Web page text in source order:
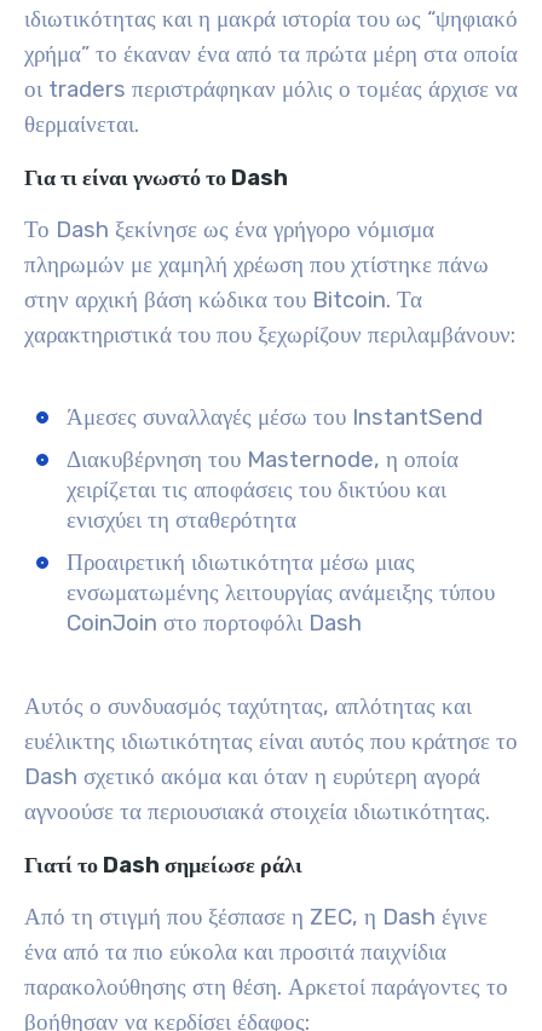
ιδιωτικότητας και η μακρά ιστορία του ως “ψηφιακό
χρήμα” το έκαναν ένα από τα πρώτα μέρη στα οποία
οι traders περιστράφηκαν μόλις ο τομέας άρχισε να
θερμαίνεται.
Για τι είναι γνωστό το Dash
Το Dash ξεκίνησε ως ένα γρήγορο νόμισμα
πληρωμών με χαμηλή χρέωση που χτίστηκε πάνω
στην αρχική βάση κώδικα του Bitcoin. Τα
χαρακτηριστικά του που ξεχωρίζουν περιλαμβάνουν:
Άμεσες συναλλαγές μέσω του InstantSend
Διακυβέρνηση του Masternode, η οποία
χειρίζεται τις αποφάσεις του δικτύου και
ενισχύει τη σταθερότητα
Προαιρετική ιδιωτικότητα μέσω μιας
ενσωματωμένης λειτουργίας ανάμειξης τύπου
CoinJoin στο πορτοφόλι Dash
Αυτός ο συνδυασμός ταχύτητας, απλότητας και
ευέλικτης ιδιωτικότητας είναι αυτός που κράτησε το
Dash σχετικό ακόμα και όταν η ευρύτερη αγορά
αγνοούσε τα περιουσιακά στοιχεία ιδιωτικότητας.
Γιατί το Dash σημείωσε ράλι
Από τη στιγμή που ξέσπασε η ZEC, η Dash έγινε
ένα από τα πιο εύκολα και προσιτά παιχνίδια
παρακολούθησης στη θέση. Αρκετοί παράγοντες το
βοήθησαν να κερδίσει έδαφος: